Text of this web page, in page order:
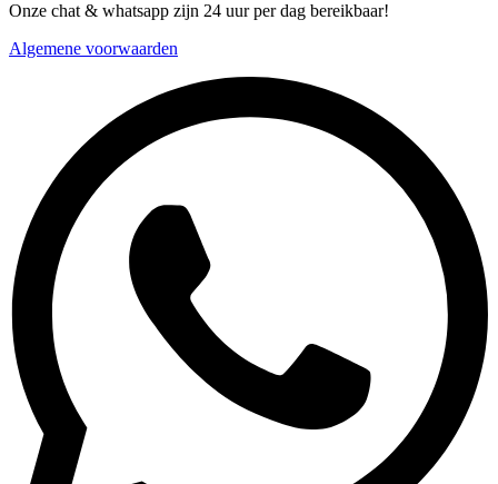
Onze chat & whatsapp zijn 24 uur per dag bereikbaar!
Algemene voorwaarden